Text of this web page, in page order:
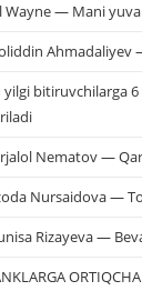
Wayne — Mani
Ahmadaliyev
yilgi bitiruvchilarga
Nematov —
Nursaidova —
Rizayeva —